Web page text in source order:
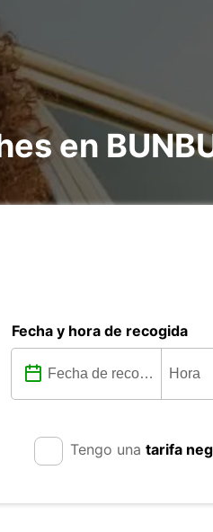
en
Fecha y hora de recogida
Tengo una tarifa